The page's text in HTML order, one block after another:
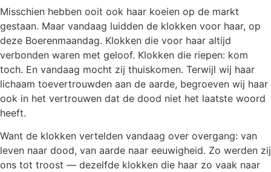
Misschien hebben ooit ook haar koeien op de markt
gestaan. Maar vandaag luidden de klokken voor haar, op
deze Boerenmaandag. Klokken die voor haar altijd
verbonden waren met geloof. Klokken die riepen: kom
toch. En vandaag mocht zij thuiskomen. Terwijl wij haar
lichaam toevertrouwden aan de aarde, begroeven wij haar
ook in het vertrouwen dat de dood niet het laatste woord
heeft.
Want de klokken vertelden vandaag over overgang: van
leven naar dood, van aarde naar eeuwigheid. Zo werden zij
ons tot troost — dezelfde klokken die haar zo vaak naar